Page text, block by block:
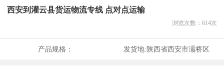
西安到灌云县货运物流专线 点对点运输
浏览次数： 614次
产品规格： 发货地:陕西省西安市灞桥区